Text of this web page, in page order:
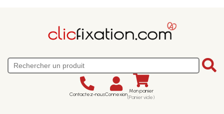
Contactez-nousConnexion Mon panier
(Panier vide)